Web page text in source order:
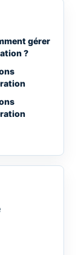
gérer
?